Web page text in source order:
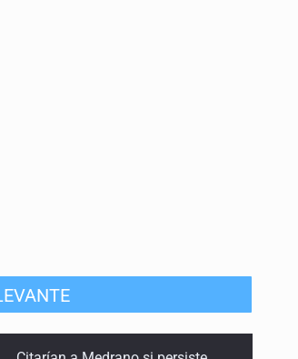
de 2026
Citarían a Medrano si persiste
falta de diálogo con vecinos de
Mirador San Isidro